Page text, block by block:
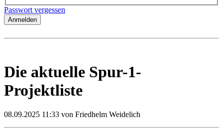
Passwort vergessen
Anmelden
Die aktuelle Spur-1-
Projektliste
08.09.2025 11:33 von Friedhelm Weidelich